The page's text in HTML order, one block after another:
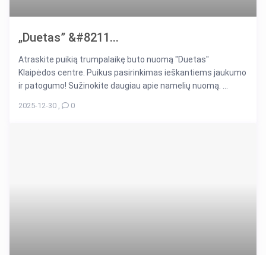
„Duetas” &#8211...
Atraskite puikią trumpalaikę buto nuomą "Duetas"
Klaipėdos centre. Puikus pasirinkimas ieškantiems jaukumo
ir patogumo! Sužinokite daugiau apie namelių nuomą. ...
2025-12-30 , 0